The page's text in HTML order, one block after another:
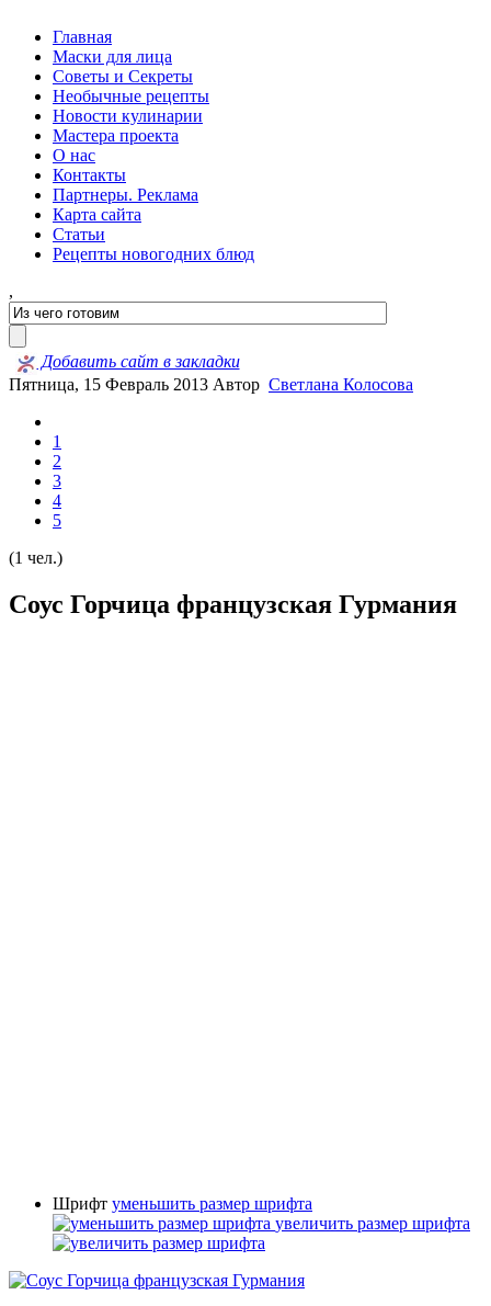
Главная
Маски для лица
Советы и Секреты
Необычные рецепты
Новости кулинарии
Мастера проекта
О нас
Контакты
Партнеры. Реклама
Карта сайта
Статьи
Рецепты новогодних блюд
,
Добавить сайт в закладки
Пятница, 15 Февраль 2013 Автор Светлана Колосова
1
2
3
4
5
(1 чел.)
Соус Горчица французская Гурмания
Шрифт уменьшить размер шрифта
увеличить размер шрифта